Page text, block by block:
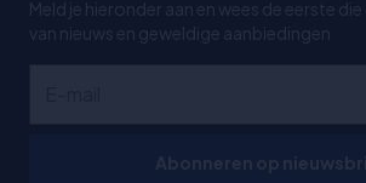
Meld je hieronder aan en wees de eerste
van nieuws en geweldige aanbiedingen